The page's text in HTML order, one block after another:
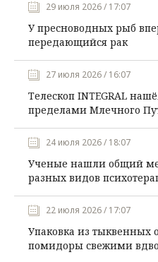
29 июля 2026 / 17:07
У пресноводных рыб
передающийся рак
27 июля 2026 / 16:07
Телескоп INTEGRAL
пределами Млечного
24 июля 2026 / 18:07
Ученые нашли общий
разных видов
22 июля 2026 / 17:07
Упаковка из тыквенных
помидоры свежими